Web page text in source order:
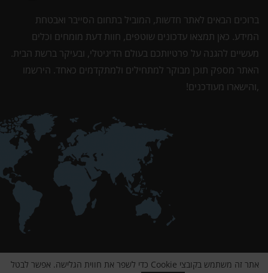
ברוכים הבאים לאתר חדשות, המוביל בתחום הסייבר ואבטחת
המידע. כאן תמצאו עדכונים שוטפים, חוות דעת מומחים וכלים
מעשיים להגנה על פרטיותכם בעולם הדיגיטלי, ובעיקר ברשת הבית.
האתר מספק תוכן מבוקר למתחילים ולמתקדמים כאחד. הירשמו
,והישארו מעודכנים!
אתר זה משתמש בקובצי Cookie כדי לשפר את חווית הגלישה. אפשר לבטל